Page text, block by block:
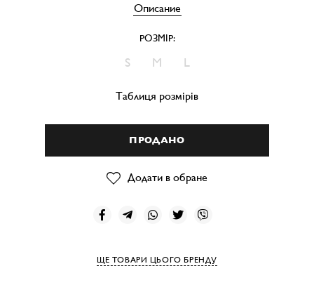
Описание
РОЗМІР:
S M L
Таблиця розмірів
ПРОДАНО
Додати в обране
ЩЕ ТОВАРИ ЦЬОГО БРЕНДУ